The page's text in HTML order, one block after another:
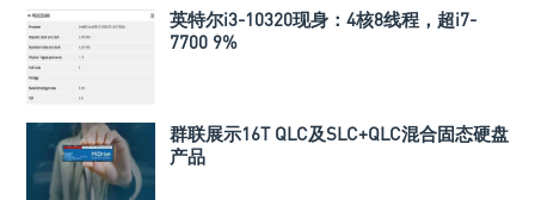
英特尔i3-10320现身：4核8线程，超i7-
7700 9%
群联展示16T QLC及SLC+QLC混合固态硬盘
产品